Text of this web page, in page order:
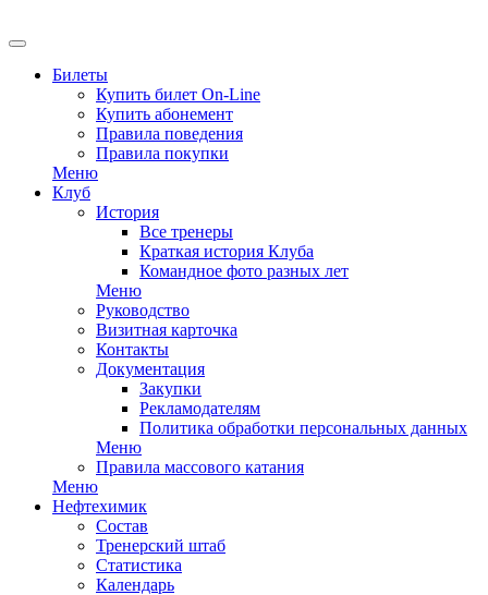
Билеты
Купить билет On-Line
Купить абонемент
Правила поведения
Правила покупки
Меню
Клуб
История
Все тренеры
Краткая история Клуба
Командное фото разных лет
Меню
Руководство
Визитная карточка
Контакты
Документация
Закупки
Рекламодателям
Политика обработки персональных данных
Меню
Правила массового катания
Меню
Нефтехимик
Состав
Тренерский штаб
Статистика
Календарь